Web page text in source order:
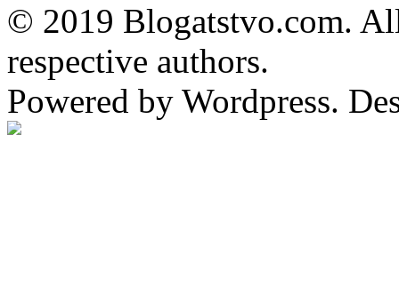
© 2019 Blogatstvo.com.
respective authors.
Powered by Wordpress.